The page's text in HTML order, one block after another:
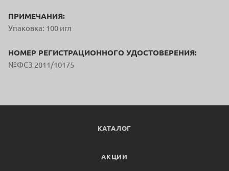
ПРИМЕЧАНИЯ:
Упаковка: 100 игл
НОМЕР РЕГИСТРАЦИОННОГО УДОСТОВЕРЕНИЯ:
№ФСЗ 2011/10175
КАТАЛОГ
АКЦИИ